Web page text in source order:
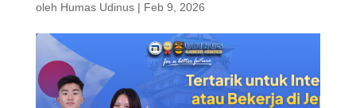
oleh Humas Udinus| Feb 9, 2026